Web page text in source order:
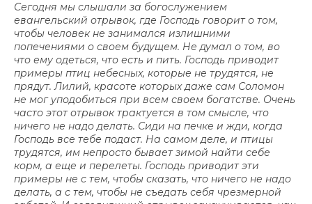
Сегодня мы слышали за богослужением
евангельский отрывок, где Господь говорит о том,
чтобы человек не занимался излишними
попечениями о своем будущем. Не думал о том, во
что ему одеться, что есть и пить. Господь приводит
примеры птиц небесных, которые не трудятся, не
прядут. Лилий, красоте которых даже сам Соломон
не мог уподобиться при всем своем богатстве. Очень
часто этот отрывок трактуется в том смысле, что
ничего не надо делать. Сиди на печке и жди, когда
Господь все тебе подаст. На самом деле, и птицы
трудятся, им непросто бывает зимой найти себе
корм, а еще и перелеты. Господь приводит эти
примеры не с тем, чтобы сказать, что ничего не надо
делать, а с тем, чтобы не съедать себя чрезмерной